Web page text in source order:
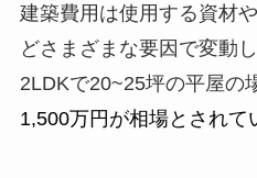
建築費用は使用する資材
どさまざまな要因で変動
2LDKで20~25坪の平屋の
1,500万円が相場とされて